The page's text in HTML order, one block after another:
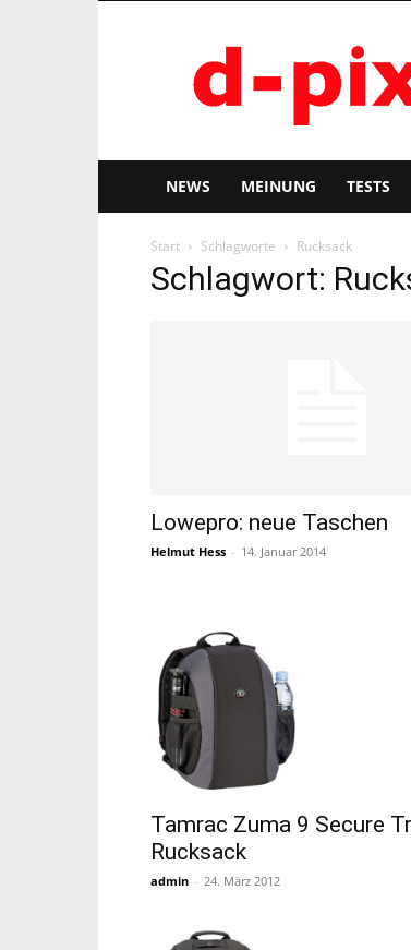
pixx
NEWS MEINUNG TESTS
Start Schlagworte Rucksack
Schlagwort:
Lowepro: neue Taschen
Helmut Hess - 14. Januar 2014
Tamrac Zuma 9 Secure
Rucksack
admin - 24. März 2012